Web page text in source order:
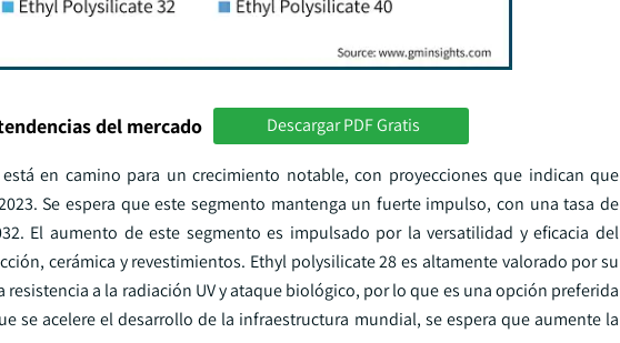
del mercado Descargar PDF Gratis
en camino para un crecimiento notable, con proyecciones que indican que
Se espera que este segmento mantenga un fuerte impulso, con una tasa de
El aumento de este segmento es impulsado por la versatilidad y eficacia del
cerámica y revestimientos. Ethyl polysilicate 28 es altamente valorado por su
a la radiación UV y ataque biológico, por lo que es una opción preferida
se acelere el desarrollo de la infraestructura mundial, se espera que aumente la